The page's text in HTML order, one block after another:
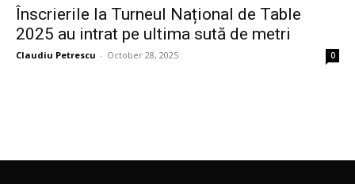
Înscrierile la Turneul Național de Table
2025 au intrat pe ultima sută de metri
Claudiu Petrescu - October 28, 2025 0